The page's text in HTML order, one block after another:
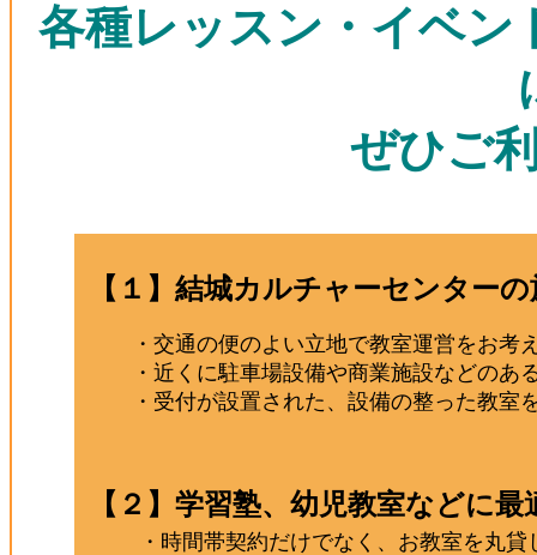
各種レッスン・イベン
ぜひご
【１】結城カルチャーセンター
・交通の便のよい立地で教室運営をお考
・近くに駐車場設備や商業施設などのあ
・受付が設置された、設備の整った教室
【２】学習塾、幼児教室などに
・時間帯契約だけでなく、お教室を丸貸